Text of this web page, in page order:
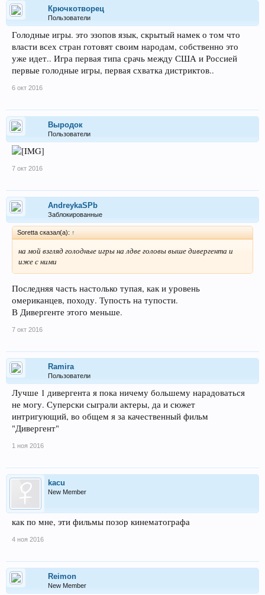
Крючкотворец
Пользователи
Голодные игры. это эзопов язык, скрытый намек о том что
власти всех стран готовят своим народам, собственно это
уже идет.. Игра первая типа срачь между США и Россией
первые голодные игры, первая схватка дистриктов..
6 окт 2016
Выродок
Пользователи
7 окт 2016
AndreykaSPb
Заблокированные
Soretta сказал(а): ↑
на мой взгляд голодные игры на лдве головы выше дивергента и
иже с ними
Последняя часть настолько тупая, как и уровень
омериканцев, походу. Тупость на тупости.
В Дивергенте этого меньше.
7 окт 2016
Ramira
Пользователи
Лучше 1 дивергента я пока ничему большему нарадоваться
не могу. Суперски сыграли актеры, да и сюжет
интригующий, во общем я за качественный фильм
"Дивергент"
1 ноя 2016
kacu
New Member
как по мне, эти фильмы позор кинематографа
4 ноя 2016
Reimon
New Member